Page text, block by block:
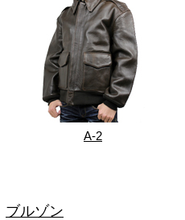
A-2
ブルゾン